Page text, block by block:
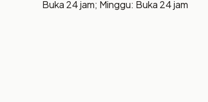
Buka 24 jam; Minggu: Buka 24 jam